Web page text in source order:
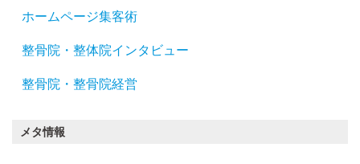
ホームページ集客術
整骨院・整体院インタビュー
整骨院・整骨院経営
メタ情報